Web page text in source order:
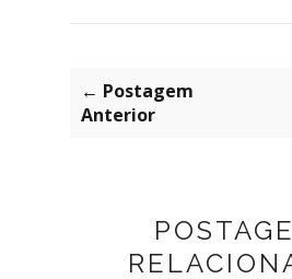
← Postagem
Anterior